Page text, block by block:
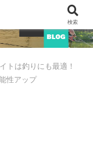
トは釣りにも最適！
性アップ
検索